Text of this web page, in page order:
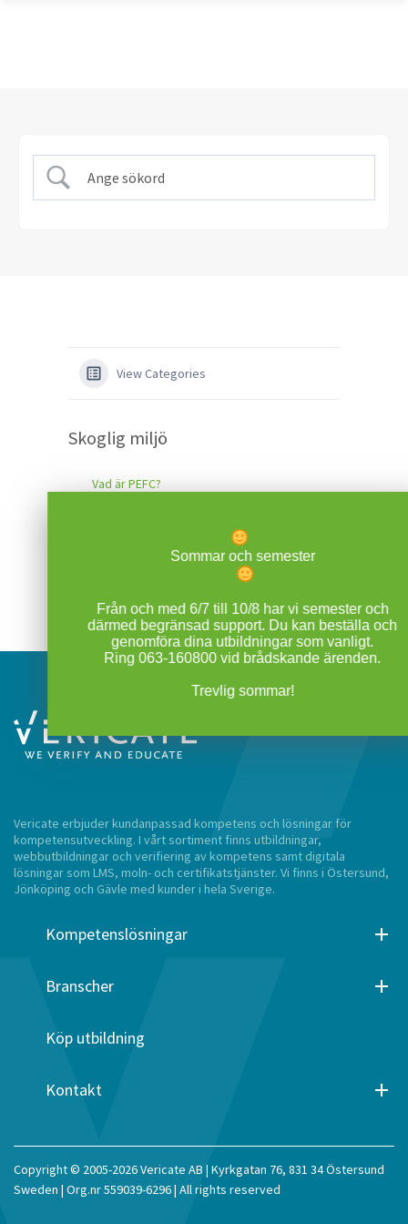
View Categories
Skoglig miljö
Vad är PEFC?
Varför behövs ESA Röj?
Vericate erbjuder kundanpassad kompetens och lösningar för
kompetensutveckling. I vårt sortiment finns utbildningar,
webbutbildningar och verifiering av kompetens samt digitala
lösningar som LMS, moln- och certifikatstjänster. Vi finns i Östersund,
Jönköping och Gävle med kunder i hela Sverige.
Kompetenslösningar
Branscher
Köp utbildning
Kontakt
Copyright © 2005-2026 Vericate AB | Kyrkgatan 76, 831 34 Östersund
Sweden | Org.nr 559039-6296 | All rights reserved
Sommar och semester
Från och med 6/7 till 10/8 har vi semester och
därmed begränsad support. Du kan beställa och
genomföra dina utbildningar som vanligt.
Ring 063-160800 vid brådskande ärenden.
Trevlig sommar!